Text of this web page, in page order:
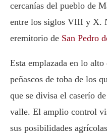
cercanías del pueblo de
entre los siglos VIII y X.
eremitorio de San Pedro
Esta emplazada en lo
peñascos de toba de los
que se divisa el caserío
valle. El amplio control
sus posibilidades